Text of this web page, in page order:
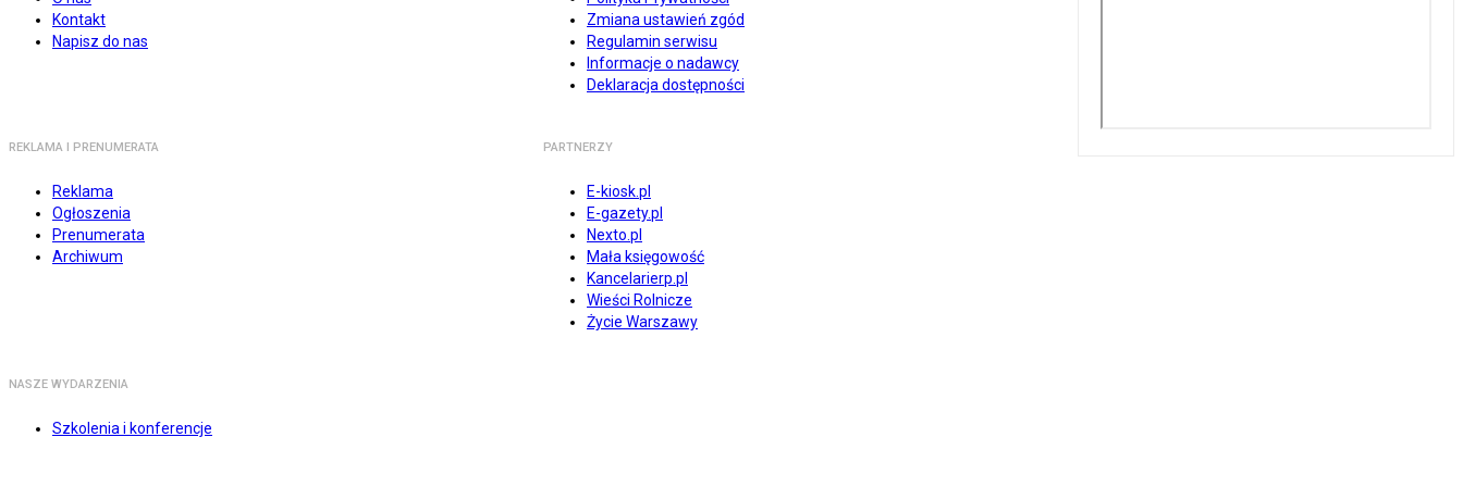
Kontakt
Napisz do nas
Zmiana ustawień zgód
Regulamin serwisu
Informacje o nadawcy
Deklaracja dostępności
REKLAMA I PRENUMERATA
Reklama
Ogłoszenia
Prenumerata
Archiwum
PARTNERZY
E-kiosk.pl
E-gazety.pl
Nexto.pl
Mała księgowość
Kancelarierp.pl
Wieści Rolnicze
Życie Warszawy
NASZE WYDARZENIA
Szkolenia i konferencje